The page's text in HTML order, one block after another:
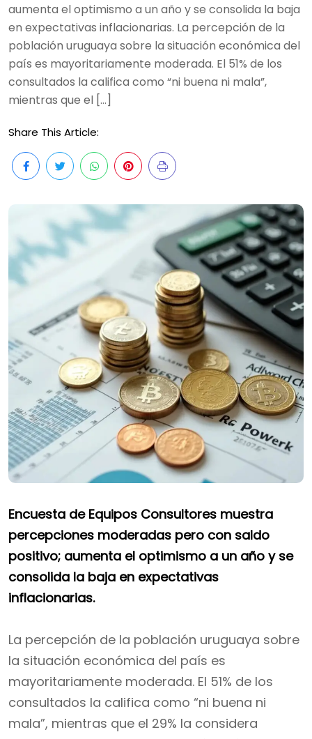
aumenta el optimismo a un año y se consolida la baja
en expectativas inflacionarias. La percepción de la
población uruguaya sobre la situación económica del
país es mayoritariamente moderada. El 51% de los
consultados la califica como “ni buena ni mala”,
mientras que el […]
Share This Article:
Encuesta de Equipos Consultores muestra
percepciones moderadas pero con saldo
positivo; aumenta el optimismo a un año y se
consolida la baja en expectativas
inflacionarias.
La percepción de la población uruguaya sobre
la situación económica del país es
mayoritariamente moderada. El 51% de los
consultados la califica como “ni buena ni
mala”, mientras que el 29% la considera